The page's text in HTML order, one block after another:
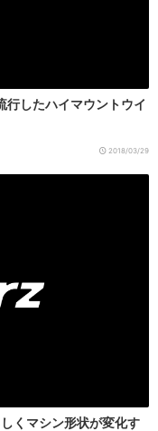
行したハイマウントウイ
2018/03/29
くマシン形状が変化す